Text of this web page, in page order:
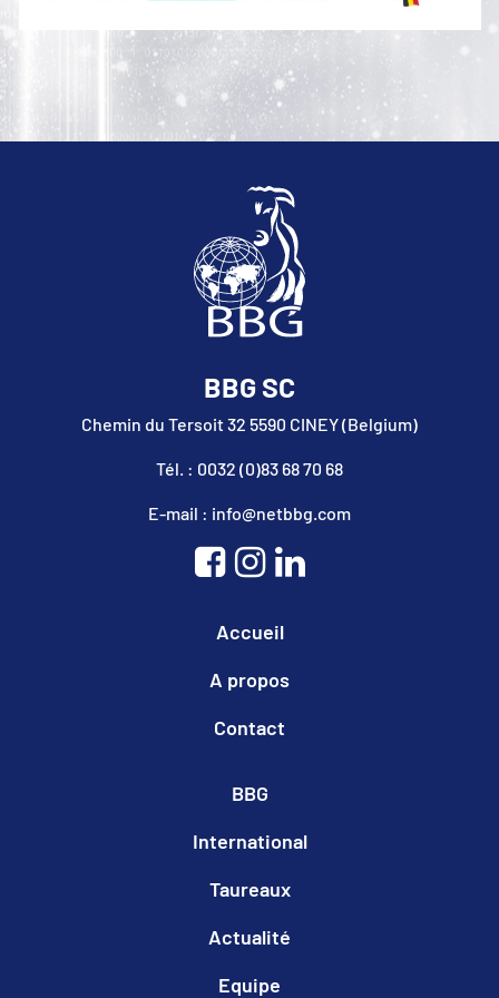
BBG SC
Chemin du Tersoit 32 5590 CINEY (Belgium)
Tél. : 0032 (0)83 68 70 68
E-mail : info@netbbg.com
Accueil
A propos
Contact
BBG
International
Taureaux
Actualité
Equipe